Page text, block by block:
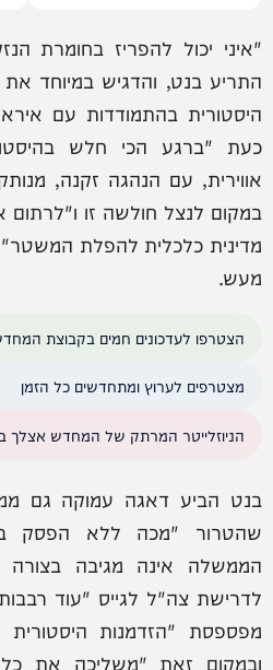
"איני יכול להפריז בחומרת
התריע בנט, והדגיש במיוחד
היסטורית בהתמודדות עם
כעת "ברגע הכי חלש
אווירית, עם הנהגה זקנה,
במקום לנצל חולשה זו
מדינית כלכלית להפלת
מעש.
הצטרפו לעדכונים חמים בקבוצת
מצטרפים לערוץ ומתחדשים כל הזמן
הניוזלייטר המרתק של המחדש אצלך
בנט הביע דאגה עמוקה גם
שהטרור "מכה ללא הפסק
הממשלה אינה מגיבה בצורה
לדרישת צה"ל לגייס "עוד
מפספסת "הזדמנות היסטורית
ובמקום זאת "משליכה את כל